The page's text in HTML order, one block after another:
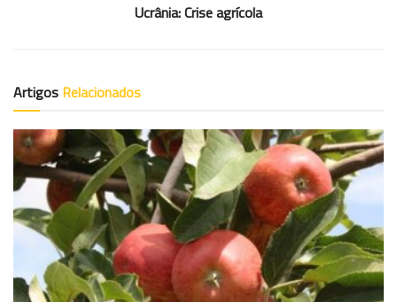
Ucrânia: Crise agrícola
Artigos Relacionados